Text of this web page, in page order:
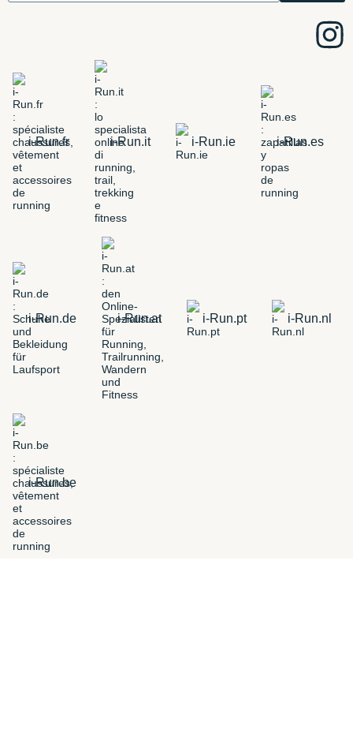
i-Run.fr i-Run.it i-Run.ie i-Run.es
i-Run.de i-Run.at i-Run.pt i-Run.nl
i-Run.be